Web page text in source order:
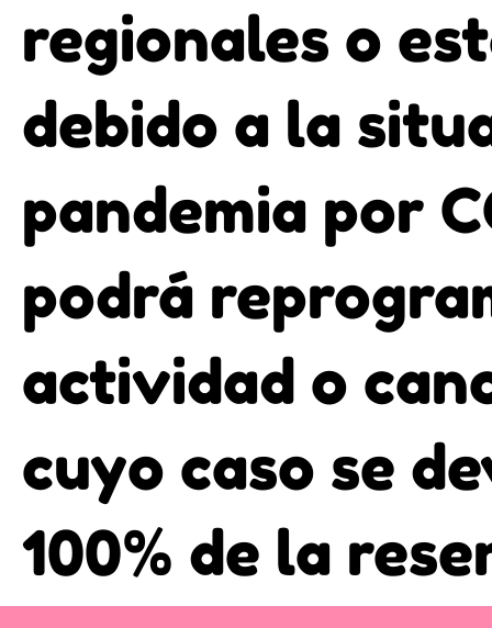
regionales o
debido a la
pandemia por
podrá
actividad o
cuyo caso se
100% de la